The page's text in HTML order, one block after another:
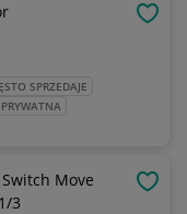
SPRZEDAJE
Move
3